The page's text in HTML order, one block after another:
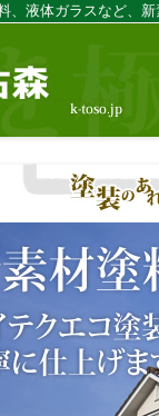
、液体ガラスなど、